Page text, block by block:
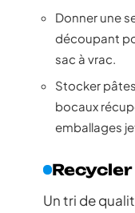
Donner une
découpant
sac à vrac.
Stocker
bocaux
emballages
Un tri de